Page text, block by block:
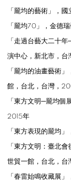
「龎均的藝術」，
「龎均70」，金德
「走過台藝大二十
演中心，新北市，
「龎均的油畫藝術
館，台北，台灣，
「東方文明─龎均個
2015年
「東方表現的龎均
「東方文明：臺北
世貿一館，台北，台
「春雷始鳴收藏展」